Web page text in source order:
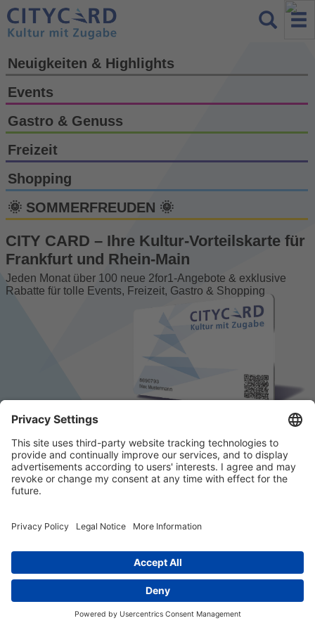
Neuigkeiten & Highlights
Events
Gastro & Genuss
Freizeit
Shopping
🌞 SOMMERFREUDEN 🌞
CITY CARD – Ihre Kultur-Vorteils­karte für
Frankfurt und Rhein-Main
Jeden Monat über 100 neue 2for1-Angebote & exklusive
Rabatte für tolle Events, Freizeit, Gastro & Shopping